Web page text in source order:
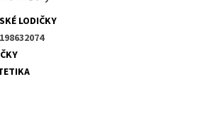
LODIČKY